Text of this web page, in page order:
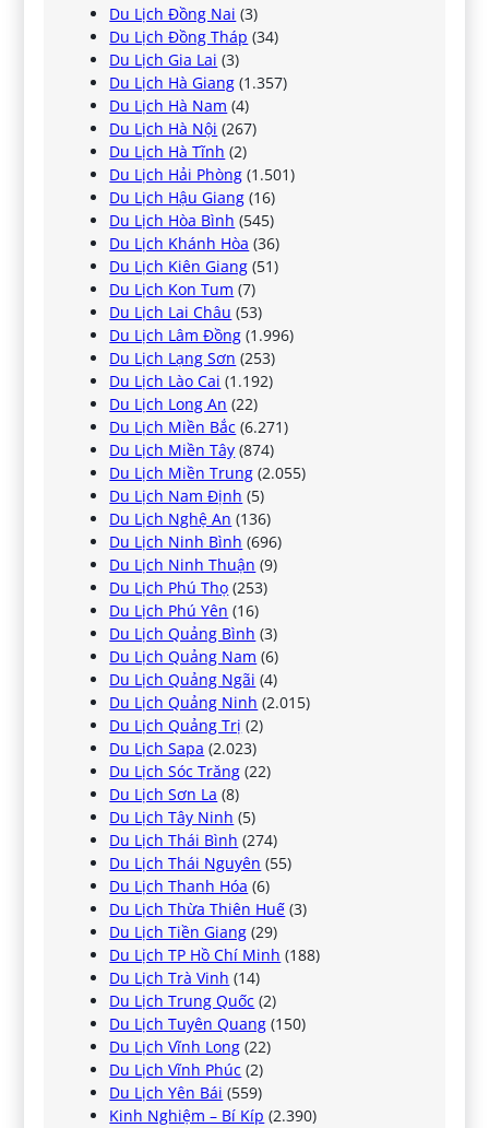
Du Lịch Đồng Nai (3)
Du Lịch Đồng Tháp (34)
Du Lịch Gia Lai (3)
Du Lịch Hà Giang (1.357)
Du Lịch Hà Nam (4)
Du Lịch Hà Nội (267)
Du Lịch Hà Tĩnh (2)
Du Lịch Hải Phòng (1.501)
Du Lịch Hậu Giang (16)
Du Lịch Hòa Bình (545)
Du Lịch Khánh Hòa (36)
Du Lịch Kiên Giang (51)
Du Lịch Kon Tum (7)
Du Lịch Lai Châu (53)
Du Lịch Lâm Đồng (1.996)
Du Lịch Lạng Sơn (253)
Du Lịch Lào Cai (1.192)
Du Lịch Long An (22)
Du Lịch Miền Bắc (6.271)
Du Lịch Miền Tây (874)
Du Lịch Miền Trung (2.055)
Du Lịch Nam Định (5)
Du Lịch Nghệ An (136)
Du Lịch Ninh Bình (696)
Du Lịch Ninh Thuận (9)
Du Lịch Phú Thọ (253)
Du Lịch Phú Yên (16)
Du Lịch Quảng Bình (3)
Du Lịch Quảng Nam (6)
Du Lịch Quảng Ngãi (4)
Du Lịch Quảng Ninh (2.015)
Du Lịch Quảng Trị (2)
Du Lịch Sapa (2.023)
Du Lịch Sóc Trăng (22)
Du Lịch Sơn La (8)
Du Lịch Tây Ninh (5)
Du Lịch Thái Bình (274)
Du Lịch Thái Nguyên (55)
Du Lịch Thanh Hóa (6)
Du Lịch Thừa Thiên Huế (3)
Du Lịch Tiền Giang (29)
Du Lịch TP Hồ Chí Minh (188)
Du Lịch Trà Vinh (14)
Du Lịch Trung Quốc (2)
Du Lịch Tuyên Quang (150)
Du Lịch Vĩnh Long (22)
Du Lịch Vĩnh Phúc (2)
Du Lịch Yên Bái (559)
Kinh Nghiệm – Bí Kíp (2.390)